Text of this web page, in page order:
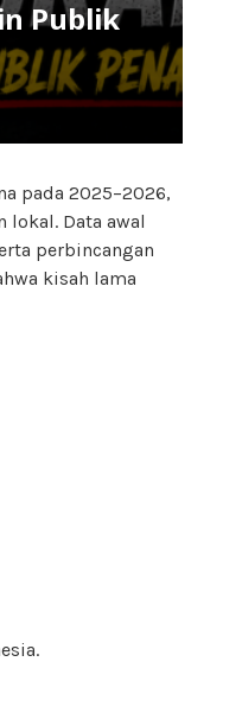
Publik
pada 2025–2026,
lokal. Data awal
perbincangan
kisah lama